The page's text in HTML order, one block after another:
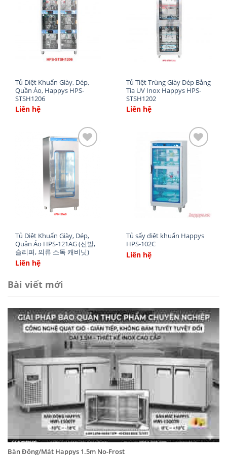
Việc sử dụng tủ sấy bát cũng rất đơn giản. Bạn chỉ
cần xếp bát đĩa vào tủ. Có các loại khay riêng biệt
phù hợp với từng loại bát đĩa. Sau đó bật chế độ
sấy, máy tự động sấy khô và diệt khuẩn luôn.
sấy diệt khuẩn HPS-101D
sử dụng trong gia đình,
các nhà ăn, nhà bếp, các trường học, quán cà phê,
Kích thước máy là 1200x600x1800 mm. Khung vỏ
bằng inox bền chắc, chống han gỉ, chịu lực tốt.
Thông tin sản phẩm:
Danh mục:Tủ Diệt Khuẩn
Mã sản phẩm:HPS-101D
Chất liệu inox: Inox
Khả năng chứa đựng: 136 khay
Tiệt trùng: 15W x 4 đèn cực tím
Nguồn điện: 220V/50Hz
Công suất: 690W
Kích thước: 1200 x 600 x 1800(mm)
wishlist
Tủ Diệt Khuẩn Giày, Dép,
Quần Áo, Happys HPS-
STSH1206
Liên hệ
Tủ Tiệt Trùng Giày Dép Bằng
Tia UV Inox Happys HPS-
STSH1202
Liên hệ
wishlist
Tủ Diệt Khuẩn Giày, Dép,
Quần Áo HPS-121AG (신발,
슬리퍼, 의류 소독 캐비닛)
Liên hệ
Tủ sấy diệt khuẩn Happys
HPS-102C
Liên hệ
Bài viết mới
Bàn Đông/Mát Happys 1.5m No-Frost